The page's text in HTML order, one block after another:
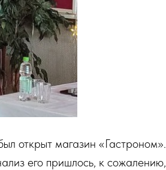
открыт магазин «Гастроном».
его пришлось, к сожалению,